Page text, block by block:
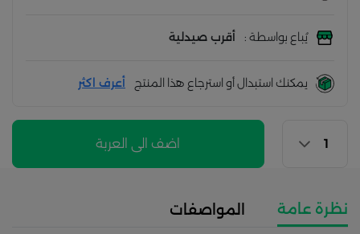
يُباع بواسطة : أقرب صيدلية
يمكنك استبدال أو استرجاع هذا المنتج أعرف اكثر
اضف الى العربة
نظرة عامة المواصفات